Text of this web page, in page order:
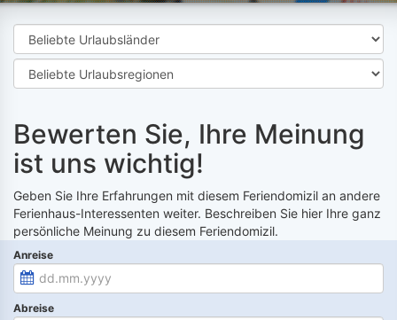
Bewerten Sie, Ihre Meinung
ist uns wichtig!
Geben Sie Ihre Erfahrungen mit diesem Feriendomizil an andere
Ferienhaus-Interessenten weiter. Beschreiben Sie hier Ihre ganz
persönliche Meinung zu diesem Feriendomizil.
Anreise
Abreise